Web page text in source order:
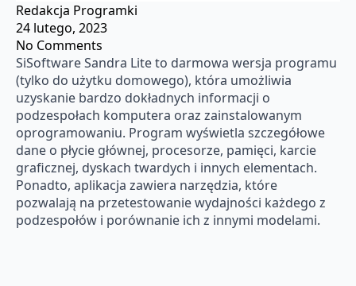
Redakcja Programki
24 lutego, 2023
No Comments
SiSoftware Sandra Lite to darmowa wersja programu
(tylko do użytku domowego), która umożliwia
uzyskanie bardzo dokładnych informacji o
podzespołach komputera oraz zainstalowanym
oprogramowaniu. Program wyświetla szczegółowe
dane o płycie głównej, procesorze, pamięci, karcie
graficznej, dyskach twardych i innych elementach.
Ponadto, aplikacja zawiera narzędzia, które
pozwalają na przetestowanie wydajności każdego z
podzespołów i porównanie ich z innymi modelami.